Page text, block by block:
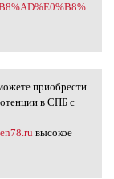
вы
приобрести
в СПБ с
высокое